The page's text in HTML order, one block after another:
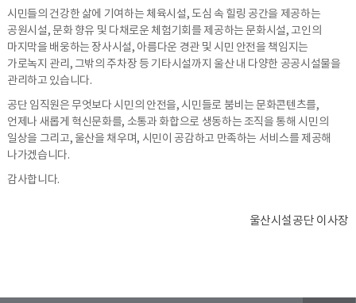
시민들의 건강한 삶에 기여하는 체육시설, 도심 속 힐링 공간을 제공하는
공원시설, 문화 향유 및 다채로운 체험기회를 제공하는 문화시설, 고인의
마지막을 배웅하는 장사시설, 아름다운 경관 및 시민 안전을 책임지는
가로녹지 관리, 그밖의 주차장 등 기타시설까지 울산 내 다양한 공공시설물을
관리하고 있습니다.
공단 임직원은 무엇보다 시민의 안전을, 시민들로 붐비는 문화콘텐츠를,
언제나 새롭게 혁신문화를, 소통과 화합으로 생동하는 조직을 통해 시민의
일상을 그리고, 울산을 채우며, 시민이 공감하고 만족하는 서비스를 제공해
나가겠습니다.
감사합니다.
울산시설공단 이사장